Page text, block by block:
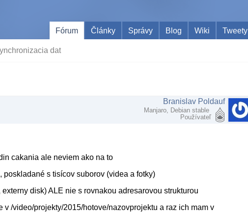
Fórum
Články Správy Blog Wiki Tweety
dat
Branislav Poldauf
Manjaro, Debian stable
Používateľ
cakania ale neviem ako na to
s tisícov suborov (videa a fotky)
disk) ALE nie s rovnakou adresarovou strukturou
/video/projekty/2015/hotove/nazovprojektu a raz ich mam v